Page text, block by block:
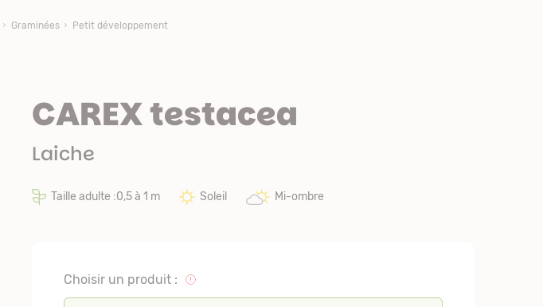
Graminées Petit développement
CAREX testacea
Laiche
Taille adulte :0,5 à 1 m Soleil Mi-ombre
Choisir un produit :